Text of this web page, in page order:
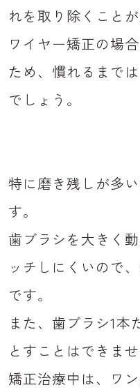
れを取り除くことが
ワイヤー矯正の場
ため、慣れるまで
でしょう。
特に磨き残しが多
す。
歯ブラシを大きく
ッチしにくいので
です。
また、歯ブラシ1本
とすことはできませ
矯正治療中は、ワ